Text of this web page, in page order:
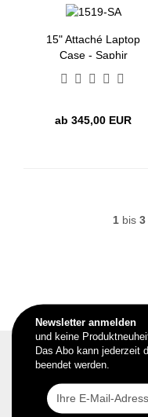
15" Attaché Laptop
Case - Saphir
ab 345,00 EUR
1 bis 3
Newsletter anmelden
und keine
Das Abo kann jederzeit
beendet werden.